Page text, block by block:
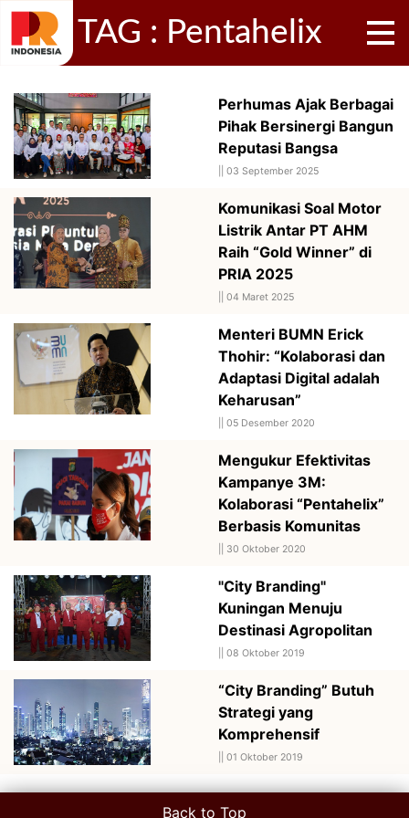
TAG : Pentahelix
Perhumas Ajak Berbagai
Pihak Bersinergi Bangun
Reputasi Bangsa
03 September 2025
Komunikasi Soal Motor
Listrik Antar PT AHM
Raih “Gold Winner” di
PRIA 2025
04 Maret 2025
Menteri BUMN Erick
Thohir: “Kolaborasi dan
Adaptasi Digital adalah
Keharusan”
05 Desember 2020
Mengukur Efektivitas
Kampanye 3M:
Kolaborasi “Pentahelix”
Berbasis Komunitas
30 Oktober 2020
"City Branding"
Kuningan Menuju
Destinasi Agropolitan
08 Oktober 2019
“City Branding” Butuh
Strategi yang
Komprehensif
01 Oktober 2019
Back to Top